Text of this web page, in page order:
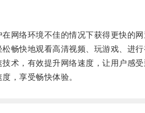
络环境不佳的情况下获得更快的网
快地观看高清视频、玩游戏、进行
，有效提升网络速度，让用户感受
，享受畅快体验。